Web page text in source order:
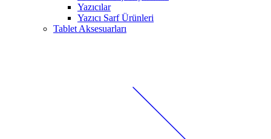
Yazıcılar
Yazıcı Sarf Ürünleri
Tablet Aksesuarları